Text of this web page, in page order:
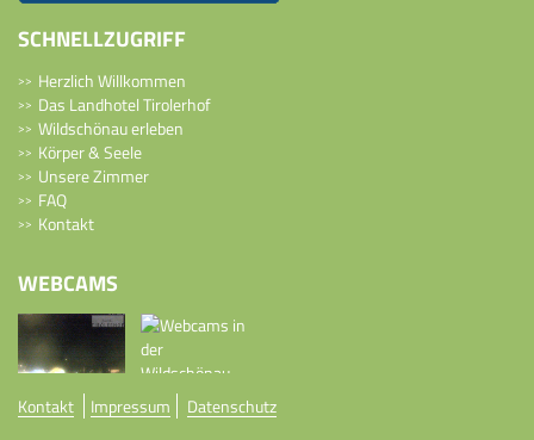
SCHNELLZUGRIFF
Herzlich Willkommen
Das Landhotel Tirolerhof
Wildschönau erleben
Körper & Seele
Unsere Zimmer
FAQ
Kontakt
WEBCAMS
Kontakt Impressum Datenschutz